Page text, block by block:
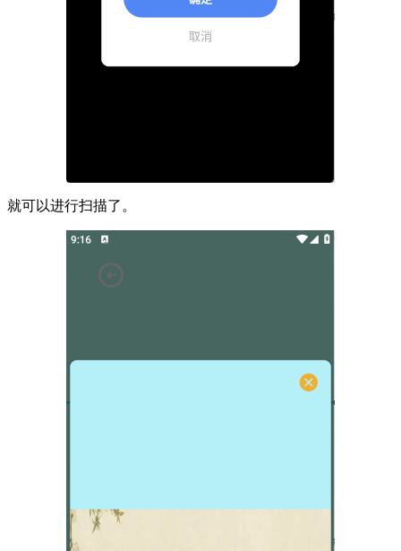
就可以进行扫描了。